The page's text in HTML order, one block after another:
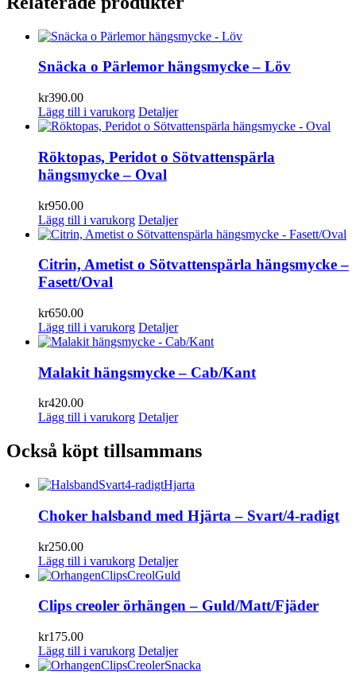
Snäcka o Pärlemor hängsmycke – Löv
kr390.00
Lägg till i varukorg Detaljer
Röktopas, Peridot o Sötvattenspärla
hängsmycke – Oval
kr950.00
Lägg till i varukorg Detaljer
Citrin, Ametist o Sötvattenspärla hängsmycke –
Fasett/Oval
kr650.00
Lägg till i varukorg Detaljer
Malakit hängsmycke – Cab/Kant
kr420.00
Lägg till i varukorg Detaljer
Också köpt tillsammans
Choker halsband med Hjärta – Svart/4-radigt
kr250.00
Lägg till i varukorg Detaljer
Clips creoler örhängen – Guld/Matt/Fjäder
kr175.00
Lägg till i varukorg Detaljer